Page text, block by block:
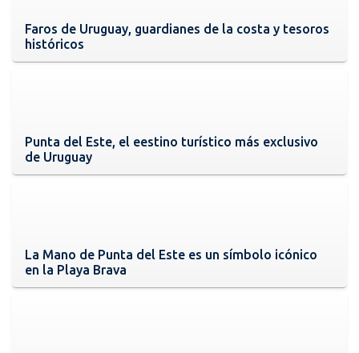
Faros de Uruguay, guardianes de la costa y tesoros
históricos
Punta del Este, el eestino turístico más exclusivo
de Uruguay
La Mano de Punta del Este es un símbolo icónico
en la Playa Brava